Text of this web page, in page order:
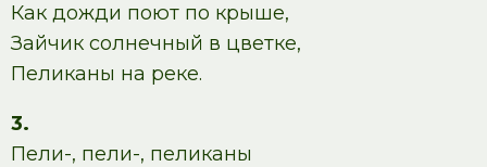
Как дожди поют по крыше,
Зайчик солнечный в цветке,
Пеликаны на реке.
3.
Пели-, пели-, пеликаны